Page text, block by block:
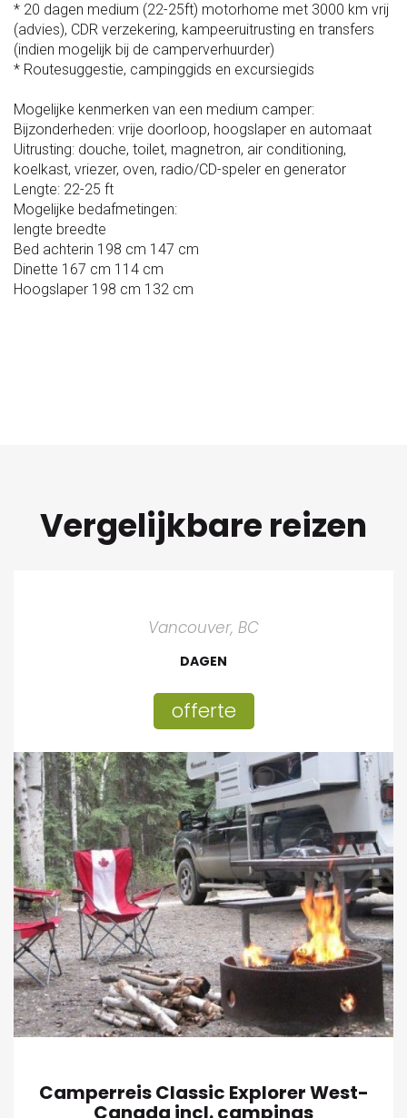
* 20 dagen medium (22-25ft) motorhome met 3000 km vrij
(advies), CDR verzekering, kampeeruitrusting en transfers
(indien mogelijk bij de camperverhuurder)
* Routesuggestie, campinggids en excursiegids
Mogelijke kenmerken van een medium camper:
Bijzonderheden: vrije doorloop, hoogslaper en automaat
Uitrusting: douche, toilet, magnetron, air conditioning,
koelkast, vriezer, oven, radio/CD-speler en generator
Lengte: 22-25 ft
Mogelijke bedafmetingen:
lengte breedte
Bed achterin 198 cm 147 cm
Dinette 167 cm 114 cm
Hoogslaper 198 cm 132 cm
Vergelijkbare reizen
Vancouver, BC
DAGEN
offerte
Camperreis Classic Explorer West-
Canada incl. campings